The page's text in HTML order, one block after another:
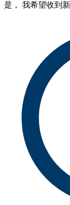
是， 我希望收到